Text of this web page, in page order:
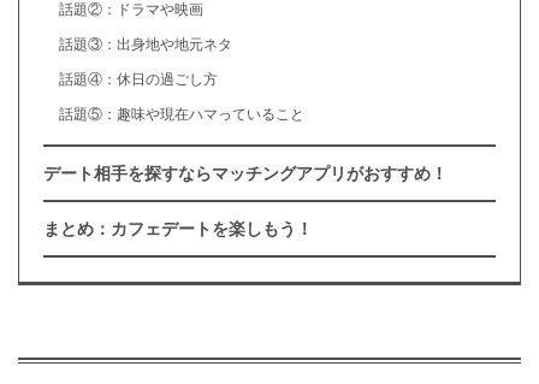
話題②：ドラマや映画
話題③：出身地や地元ネタ
話題④：休日の過ごし方
話題⑤：趣味や現在ハマっていること
デート相手を探すならマッチングアプリがおすすめ！
まとめ：カフェデートを楽しもう！